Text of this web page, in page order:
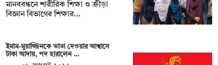
মানববন্ধনে শারীরিক শিক্ষা ও ক্রীড়া
বিজ্ঞান বিভাগের শিক্ষার…
ইমাম-মুয়াজ্জিনকে ভাতা দেওয়ার আশ্বাসে
টাকা আদায়, পদ হারালেন …